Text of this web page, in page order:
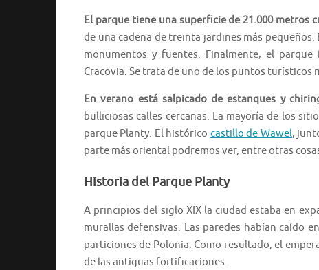
El parque tiene una superficie de 21.000 metros
de una cadena de treinta jardines más
monumentos y fuentes. Finalmente, el
Cracovia. Se trata de uno de los puntos turísticos
En verano está salpicado de estanques y
bulliciosas calles cercanas. La mayoría de los
parque Planty. El histórico castillo de Wawel,
parte más oriental podremos ver, entre otras
Historia del Parque Planty
A principios del siglo XIX la ciudad estaba en
murallas defensivas. Las paredes habían caído
particiones de Polonia. Como resultado, el
de las antiguas fortificaciones.